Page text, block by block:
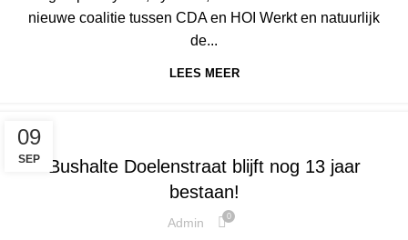
nieuwe coalitie tussen CDA en HOI Werkt en natuurlijk
de...
LEES MEER
09
SEP
NIEUWS
Bushalte Doelenstraat blijft nog 13 jaar
bestaan!
Admin 0